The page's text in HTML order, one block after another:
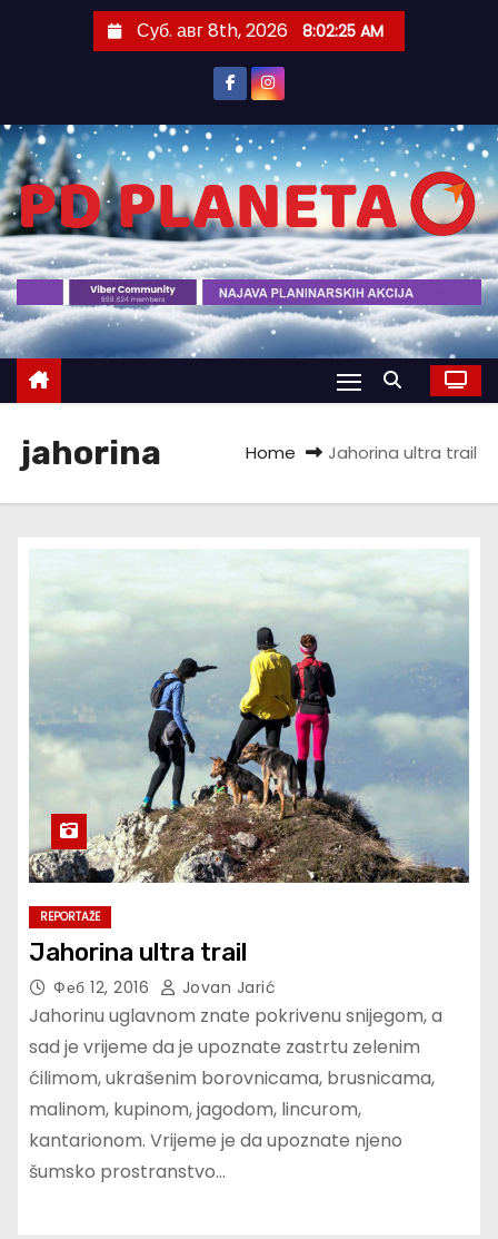
t
o
c
o
n
t
e
n
Суб. авг 8th, 2026 8:02:26 AM
jahorina Home Jahorina ultra trail
REPORTAŽE
Jahorina ultra trail
Феб 12, 2016 Jovan Jarić
Jahorinu uglavnom znate pokrivenu snijegom, a
sad je vrijeme da je upoznate zastrtu zelenim
ćilimom, ukrašenim borovnicama, brusnicama,
malinom, kupinom, jagodom, lincurom,
kantarionom. Vrijeme je da upoznate njeno
šumsko prostranstvo…